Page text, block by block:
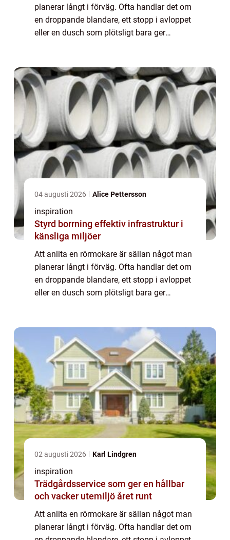
planerar långt i förväg. Ofta handlar det om
en droppande blandare, ett stopp i avloppet
eller en dusch som plötsligt bara ger
Götebor...
04 augusti 2026 Alice Pettersson
inspiration
Styrd borrning effektiv infrastruktur i
känsliga miljöer
Att anlita en rörmokare är sällan något man
planerar långt i förväg. Ofta handlar det om
en droppande blandare, ett stopp i avloppet
eller en dusch som plötsligt bara ger
02 augusti 2026 Karl Lindgren
inspiration
Trädgårdsservice som ger en hållbar
och vacker utemiljö året runt
Att anlita en rörmokare är sällan något man
planerar långt i förväg. Ofta handlar det om